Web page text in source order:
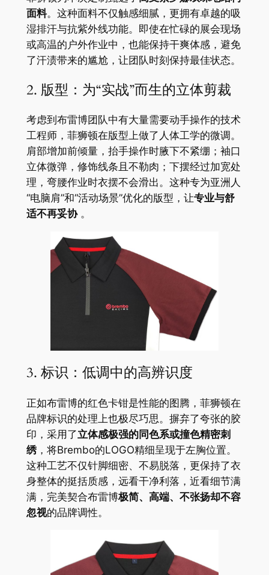
面料。这种面料不仅触感细腻，更拥有卓越的吸
湿排汗与抗紫外线功能。即使在忙碌的展会现场
或高温的户外作业中，也能保持干爽体感，避免
了汗渍带来的尴尬，让团队时刻保持最佳状态。
2. 版型：为“实战”而生的立体剪裁
考虑到布雷博团队中有大量需要动手操作的技术
工程师，菲狮顿在版型上做了人体工学的微调。
肩部增加前倾量，抬手操作时腋下不紧绷；袖口
立体微弹，修饰线条且不勒肉；下摆经过加宽处
理，弯腰作业时衣摆不会滑出。这种专为亚洲人
“电脑肩”和“活动场景”优化的版型，让专业与舒
适不再妥协。
3. 标识：低调中的高辨识度
正如布雷博的红色卡钳是性能的图腾，菲狮顿在
品牌标识的处理上也极尽巧思。摒弃了夸张的胶
印，采用了立体感极强的同色系或撞色精密刺
绣，将Brembo的LOGO精细呈现于左胸位置。
这种工艺不仅针脚细密、不易脱落，更保持了衣
身整体的挺括质感，远看干净利落，近看细节满
满，完美契合布雷博极简、高端、不张扬却不容
忽视的品牌调性。